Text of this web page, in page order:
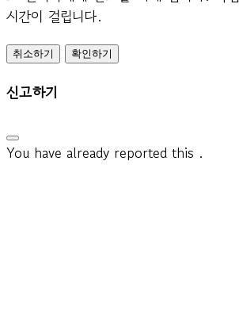
시간이 걸립니다.
확인하기
신고하기
You have already reported this .